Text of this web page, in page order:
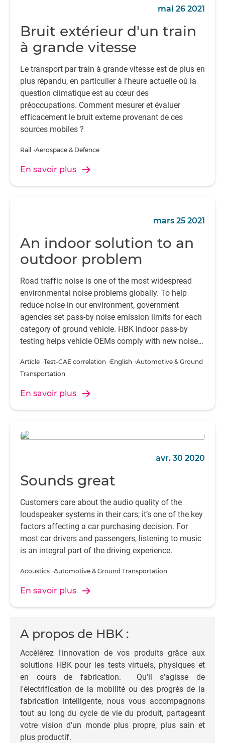
mai 26 2021
Bruit extérieur d'un train
à grande vitesse
Le transport par train à grande vitesse est de plus en
plus répandu, en particulier à l'heure actuelle où la
question climatique est au cœur des
préoccupations. Comment mesurer et évaluer
efficacement le bruit externe provenant de ces
sources mobiles ?
Rail Aerospace & Defence
En savoir plus
mars 25 2021
An indoor solution to an
outdoor problem
Road traffic noise is one of the most widespread
environmental noise problems globally. To help
reduce noise in our environment, government
agencies set pass-by noise emission limits for each
category of ground vehicle. HBK indoor pass-by
testing helps vehicle OEMs comply with new noise
Article Test-CAE correlation English Automotive & Ground
Transportation
En savoir plus
avr. 30 2020
Sounds great
Customers care about the audio quality of the
loudspeaker systems in their cars; it’s one of the key
factors affecting a car purchasing decision. For
most car drivers and passengers, listening to music
is an integral part of the driving experience.
Acoustics Automotive & Ground Transportation
En savoir plus
A propos de HBK :
Accélérez l'innovation de vos produits grâce aux
solutions HBK pour les tests virtuels, physiques et
en cours de fabrication. Qu'il s'agisse de
l'électrification de la mobilité ou des progrès de la
fabrication intelligente, nous vous accompagnons
tout au long du cycle de vie du produit, partageant
votre vision d'un monde plus propre, plus sain et
plus productif.